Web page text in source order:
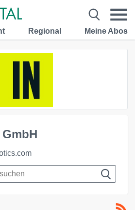
Regional Meine Abos